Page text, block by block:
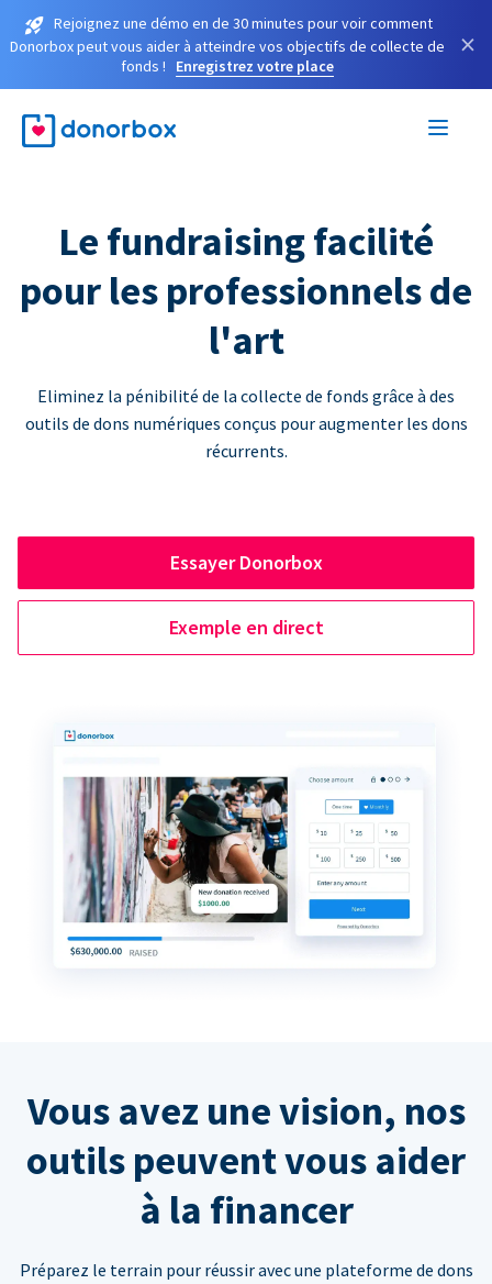
Rejoignez une démo en de 30 minutes pour voir comment
Donorbox peut vous aider à atteindre vos objectifs de collecte de
fonds !
Enregistrez votre place
×
Le fundraising facilité
pour les professionnels de
l'art
Eliminez la pénibilité de la collecte de fonds grâce à des
outils de dons numériques conçus pour augmenter les dons
récurrents.
Essayer Donorbox
Exemple en direct
Vous avez une vision, nos
outils peuvent vous aider
à la financer
Préparez le terrain pour réussir avec une plateforme de dons